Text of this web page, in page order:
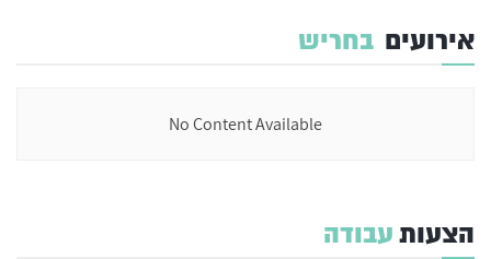
אירועים בחריש
No Content Available
הצעותעבודה